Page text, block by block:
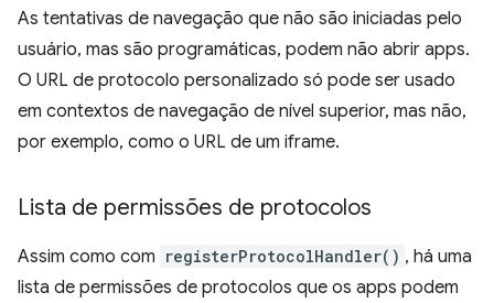
As tentativas de navegação que não são iniciadas pelo
usuário, mas são programáticas, podem não abrir apps.
O URL de protocolo personalizado só pode ser usado
em contextos de navegação de nível superior, mas não,
por exemplo, como o URL de um iframe.
Lista de permissões de protocolos
Assim como com registerProtocolHandler() , há uma
lista de permissões de protocolos que os apps podem